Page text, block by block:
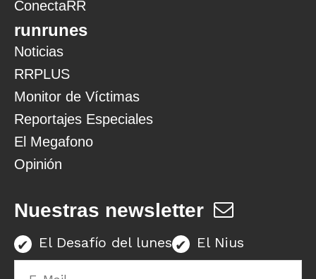
ConectaRR
runrunes
Noticias
RRPLUS
Monitor de Víctimas
Reportajes Especiales
El Megafono
Opinión
Nuestras newsletter
El Desafío del lunes El Nius